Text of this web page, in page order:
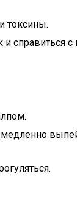
токсины.
и справиться
медленно